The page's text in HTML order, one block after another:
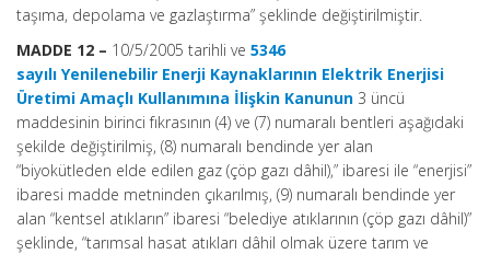
taşıma, depolama ve gazlaştırma” şeklinde değiştirilmiştir.
MADDE 12 – 10/5/2005 tarihli ve 5346
sayılı Yenilenebilir Enerji Kaynaklarının Elektrik Enerjisi
Üretimi Amaçlı Kullanımına İlişkin Kanunun 3 üncü
maddesinin birinci fıkrasının (4) ve (7) numaralı bentleri aşağıdaki
şekilde değiştirilmiş, (8) numaralı bendinde yer alan
“biyokütleden elde edilen gaz (çöp gazı dâhil),” ibaresi ile “enerjisi”
ibaresi madde metninden çıkarılmış, (9) numaralı bendinde yer
alan “kentsel atıkların” ibaresi “belediye atıklarının (çöp gazı dâhil)”
şeklinde, “tarımsal hasat atıkları dâhil olmak üzere tarım ve